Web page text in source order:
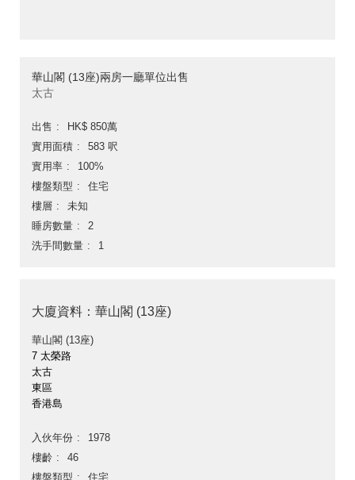
華山閣 (13座)兩房一廳單位出售
太古
出售
HK$ 850萬
實用面積
583 呎
實用率
100%
樓盤類型
住宅
樓層
未知
睡房數量
2
洗手間數量
1
大廈資料：華山閣 (13座)
華山閣 (13座)
7 太榮路
太古
東區
香港島
入伙年份
1978
樓齡
46
樓盤類型
住宅